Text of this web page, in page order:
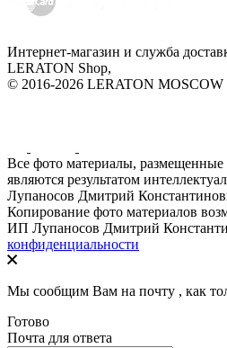
Интернет-магазин и служба
LERATON Shop,
© 2016-2026 LERATON MOSCOW
Все фото материалы, размещенные
являются результатом
Лупаносов Дмитрий
Копирование фото материалов
ИП Лупаносов Дмитрий
конфиденциальности
Мы сообщим Вам на почту , как
Готово
Почта для ответа